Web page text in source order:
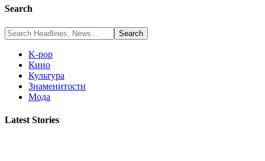
Search
K-pop
Кино
Культура
Знаменитости
Мода
Latest Stories